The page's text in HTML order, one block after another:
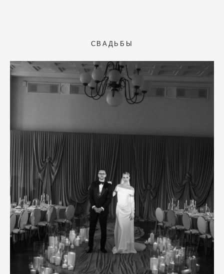
СВАДЬБЫ